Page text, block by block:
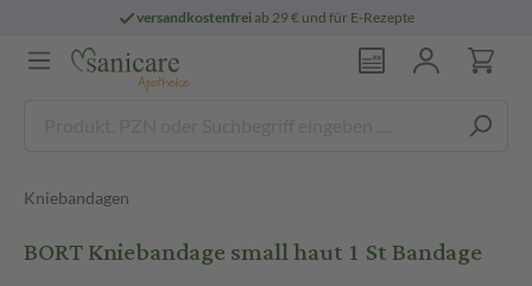
versandkostenfreiab 29 € und für E-Rezepte
Kniebandagen
BORT Kniebandage small haut 1 St Bandage